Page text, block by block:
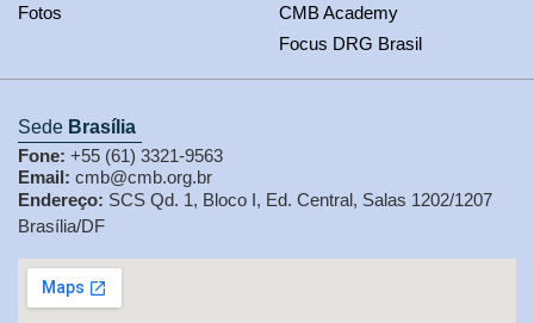
Fotos
CMB Academy
Focus DRG Brasil
Sede Brasília
Fone: +55 (61) 3321-9563
Email: cmb@cmb.org.br
Endereço: SCS Qd. 1, Bloco I, Ed. Central, Salas 1202/1207
Brasília/DF